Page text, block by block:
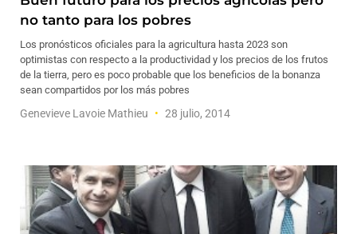
no tanto para los pobres
Los pronósticos oficiales para la agricultura hasta 2023 son
optimistas con respecto a la productividad y los precios de los frutos
de la tierra, pero es poco probable que los beneficios de la bonanza
sean compartidos por los más pobres
Genevieve Lavoie Mathieu 28 julio, 2014